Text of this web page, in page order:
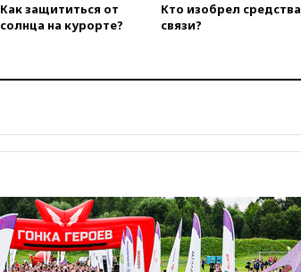
опубликовал 16 новых видео с
НЛО
Украины с Польшей скопилось
«Интервидение» точно
пройдет в 2026 году
сбила еще 75 украинских
беспилотников над Россией
вчера, 20:35Велосипедист
погиб при атаке FPV-дрона в
Как защититься от
солнца на курорте?
Кто изобрел средства
связи?